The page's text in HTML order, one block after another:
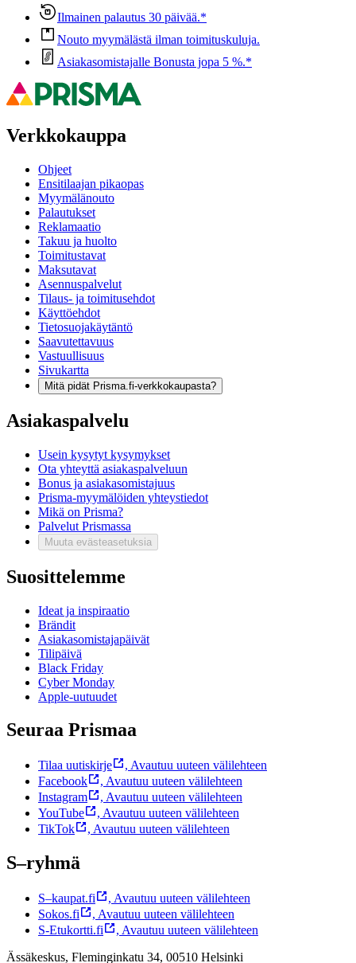
Ilmainen palautus 30 päivää.*
Nouto myymälästä ilman toimituskuluja.
Asiakasomistajalle Bonusta jopa 5 %.*
Verkkokauppa
Ohjeet
Ensitilaajan pikaopas
Myymälänouto
Palautukset
Reklamaatio
Takuu ja huolto
Toimitustavat
Maksutavat
Asennuspalvelut
Tilaus- ja toimitusehdot
Käyttöehdot
Tietosuojakäytäntö
Saavutettavuus
Vastuullisuus
Sivukartta
Mitä pidät Prisma.fi-verkkokaupasta?
Asiakaspalvelu
Usein kysytyt kysymykset
Ota yhteyttä asiakaspalveluun
Bonus ja asiakasomistajuus
Prisma-myymälöiden yhteystiedot
Mikä on Prisma?
Palvelut Prismassa
Muuta evästeasetuksia
Suosittelemme
Ideat ja inspiraatio
Brändit
Asiakasomistajapäivät
Tilipäivä
Black Friday
Cyber Monday
Apple-uutuudet
Seuraa Prismaa
Tilaa uutiskirje , Avautuu uuteen välilehteen
Facebook
, Avautuu uuteen välilehteen
Instagram
, Avautuu uuteen välilehteen
YouTube
, Avautuu uuteen välilehteen
TikTok
, Avautuu uuteen välilehteen
S–ryhmä
S–kaupat.fi , Avautuu uuteen välilehteen
Sokos.fi
, Avautuu uuteen välilehteen
S-Etukortti.fi
, Avautuu uuteen välilehteen
Ässäkeskus, Fleminginkatu 34, 00510 Helsinki